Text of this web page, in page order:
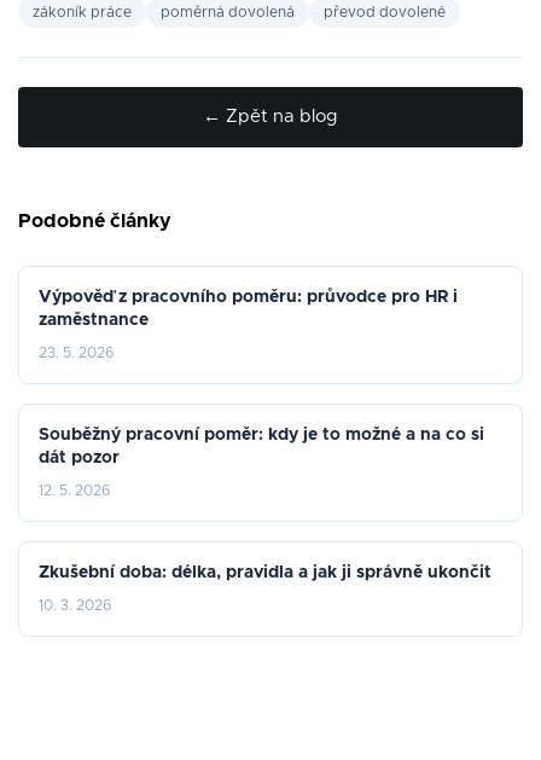
zákoník práce poměrná dovolená převod dovolené
← Zpět na blog
Podobné články
Výpověď z pracovního poměru: průvodce pro HR i
zaměstnance
23. 5. 2026
Souběžný pracovní poměr: kdy je to možné a na co si
dát pozor
12. 5. 2026
Zkušební doba: délka, pravidla a jak ji správně ukončit
10. 3. 2026